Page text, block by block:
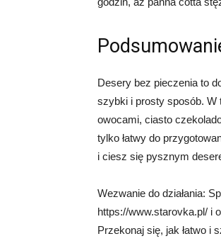
Desery bez pieczenia to
szybki i prosty sposób. W
owocami, ciasto
tylko łatwy do
i ciesz się pysznym
Wezwanie do działania:
https://www.starovka.pl/ i
Przekonaj się, jak łatwo i